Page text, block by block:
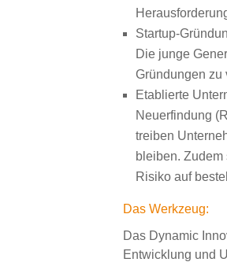
Startup-
Die junge
Gründungen zu
Etablierte
Neuerfindung
treiben
bleiben.
Risiko auf
Das Werkzeug:
Das Dynamic
Entwicklung und